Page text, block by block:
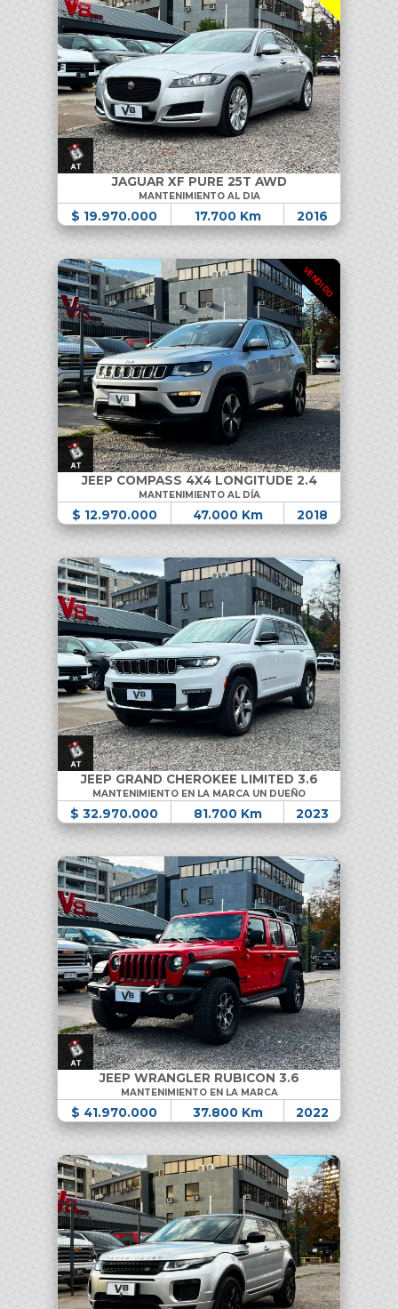
JAGUAR XF PURE 25T AWD
MANTENIMIENTO AL DIA
$ 19.970.000 17.700 Km 2016
VENDIDO
JEEP COMPASS 4X4 LONGITUDE 2.4
MANTENIMIENTO AL DÍA
$ 12.970.000 47.000 Km 2018
JEEP GRAND CHEROKEE LIMITED 3.6
MANTENIMIENTO EN LA MARCA UN DUEÑO
$ 32.970.000 81.700 Km 2023
JEEP WRANGLER RUBICON 3.6
MANTENIMIENTO EN LA MARCA
$ 41.970.000 37.800 Km 2022